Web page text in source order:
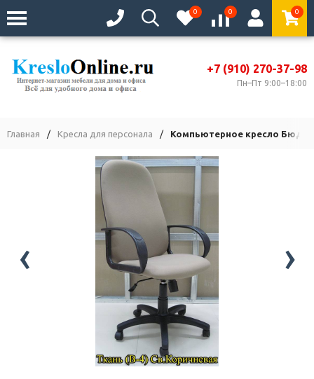
0 0 0
+7 (910) 270-37-98
Пн–Пт 9:00–18:00
Главная / Кресла для персонала / Компьютерное кресло
‹ ›